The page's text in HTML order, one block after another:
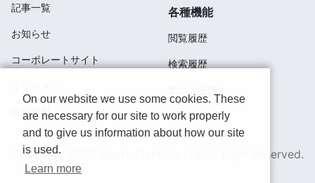
記事一覧
お知らせ
コーポレートサイト
採用情報
各種機能
閲覧履歴
検索履歴
応募済み
Copyright 2020 SportsField Co Ltd.All Right Reserved.
On our website we use some cookies. These
are necessary for our site to work properly
and to give us information about how our site
is used.
Learn more